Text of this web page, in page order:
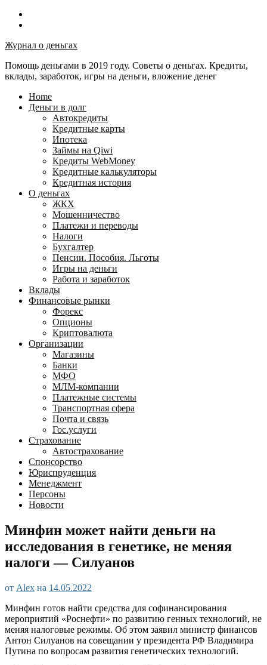
банка
24
для
лиц
взять
WebMoney?
Журнал о деньгах
Помощь деньгами в 2019 году. Советы о деньгах. Кредиты,
вклады, заработок, игры на деньги, вложение денег
Home
Деньги в долг
Автокредиты
Кредитные карты
Ипотека
Займы на Qiwi
Кредиты WebMoney
Кредитные калькуляторы
Кредитная история
О деньгах
ЖКХ
Мошенничество
Платежи и переводы
Налоги
Бухгалтер
Пенсии. Пособия. Льготы
Игры на деньги
Работа и заработок
Вклады
Финансовые рынки
Форекс
Опционы
Криптовалюта
Организации
Магазины
Банки
МФО
МЛМ-компании
Платежные системы
Транспортная сфера
Почта и связь
Гос.услуги
Страхование
Автострахование
Спонсорство
Юриспруденция
Менеджмент
Персоны
Новости
Минфин может найти деньги на
исследования в генетике, не меняя
налоги — Силуанов
от Alex на 14.05.2022
Минфин готов найти средства для софинансирования
мероприятий «Роснефти» по развитию генных технологий, не
меняя налоговые режимы. Об этом заявил министр финансов
Антон Силуанов на совещании у президента РФ Владимира
Путина по вопросам развития генетических технологий.